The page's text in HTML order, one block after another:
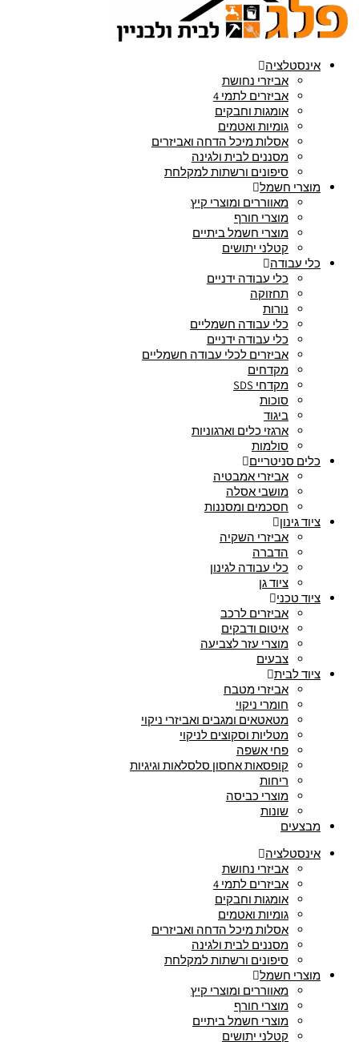
אינסטלציה
אביזרי נחושת
אביזרים לתמי 4
אומגות וחבקים
גומיות ואטמים
אסלות מיכל הדחה ואביזרים
מסננים לבית ולגינה
סיפונים ורשתות למקלחת
מוצרי חשמל
מאווררים ומוצרי קיץ
מוצרי חורף
מוצרי חשמל ביתיים
קטלני יתושים
כלי עבודה
כלי עבודה ידניים
תחזוקה
נורות
כלי עבודה חשמליים
כלי עבודה ידניים
אביזרים לכלי עבודה חשמליים
מקדחים
מקדחי SDS
סוכות
ביגוד
ארגזי כלים וארגוניות
סולמות
כלים סניטריים
אביזרי אמבטיה
מושבי אסלה
חסכמים ומסננות
ציוד גינון
אביזרי השקיה
הדברה
כלי עבודה לגינון
ציוד גן
ציוד טכני
אביזרים לרכב
איטום ודבקים
מוצרי עזר לצביעה
צבעים
ציוד לבית
אביזרי מטבח
חומרי ניקוי
מטאטאים ומגבים ואביזרי ניקוי
מטליות וסקוצים לניקוי
פחי אשפה
קופסאות אחסון סלסלאות וגיגיות
ריחות
מוצרי כביסה
שונות
מבצעים
אינסטלציה
אביזרי נחושת
אביזרים לתמי 4
אומגות וחבקים
גומיות ואטמים
אסלות מיכל הדחה ואביזרים
מסננים לבית ולגינה
סיפונים ורשתות למקלחת
מוצרי חשמל
מאווררים ומוצרי קיץ
מוצרי חורף
מוצרי חשמל ביתיים
קטלני יתושים